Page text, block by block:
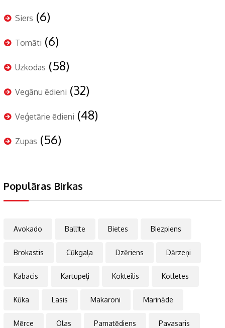
Siers (6)
Tomāti (6)
Uzkodas (58)
Vegānu ēdieni (32)
Veģetārie ēdieni (48)
Zupas (56)
Populāras Birkas
Avokado Ballīte Bietes Biezpiens
Brokastis Cūkgaļa Dzēriens Dārzeņi
Kabacis Kartupeļi Kokteilis Kotletes
Kūka Lasis Makaroni Marināde
Mērce Olas Pamatēdiens Pavasaris